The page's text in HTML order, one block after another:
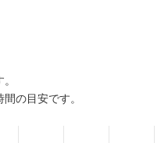
の目安です。